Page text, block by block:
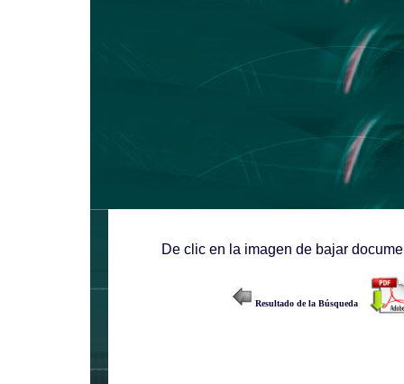
De clic en la imagen de bajar
Resultado de la Búsqueda